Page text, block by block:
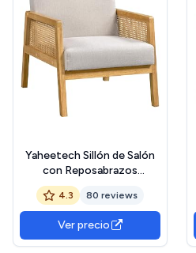
Yaheetech Sillón de Salón
con Reposabrazos
Estructura de Madera Sillón
Relax de Ratán con Cojines
Acolchados Sofá Individual
para Salón Dormitorios Sala
de Recepción Sala de
4.3 80 reviews
Ver precio